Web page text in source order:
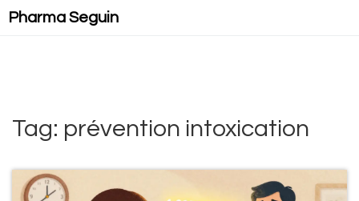
Pharma Seguin
Tag: prévention intoxication